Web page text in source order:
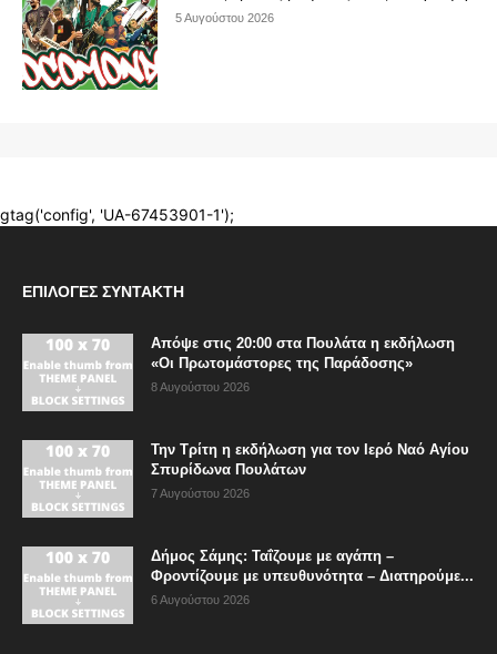
ΕΠΙΛΟΓΈΣ ΣΥΝΤΆΚΤΗ
Απόψε στις 20:00 στα Πουλάτα η εκδήλωση
«Οι Πρωτομάστορες της Παράδοσης»
8 Αυγούστου 2026
Την Τρίτη η εκδήλωση για τον Ιερό Ναό Αγίου
Σπυρίδωνα Πουλάτων
7 Αυγούστου 2026
Δήμος Σάμης: Ταΐζουμε με αγάπη –
Φροντίζουμε με υπευθυνότητα – Διατηρούμε...
6 Αυγούστου 2026